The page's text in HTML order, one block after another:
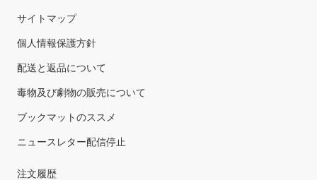
サイトマップ
個人情報保護方針
配送と返品について
毒物及び劇物の販売について
ブックマットのススメ
ニュースレター配信停止
注文履歴